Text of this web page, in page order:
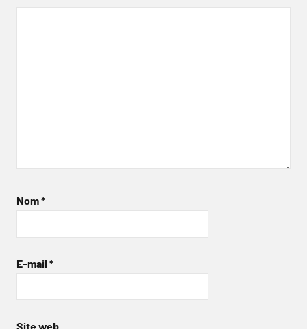
Nom*
E-mail *
Site web